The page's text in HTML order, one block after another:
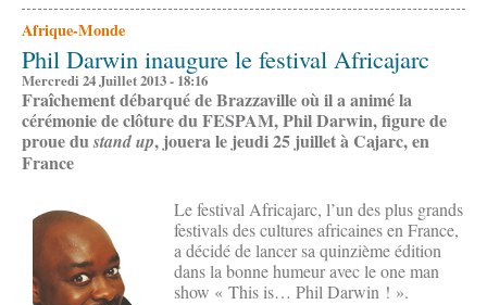
Afrique-Monde
Phil Darwin inaugure le festival Africajarc
Mercredi 24 Juillet 2013 - 18:16
Fraîchement débarqué de Brazzaville où il a animé la
cérémonie de clôture du FESPAM, Phil Darwin, figure de
proue dustand up, jouera le jeudi 25 juillet à Cajarc, en
France
Le festival Africajarc, l’un des plus grands
festivals des cultures africaines en France,
a décidé de lancer sa quinzième édition
dans la bonne humeur avec le one man
show « This is… Phil Darwin ! ».